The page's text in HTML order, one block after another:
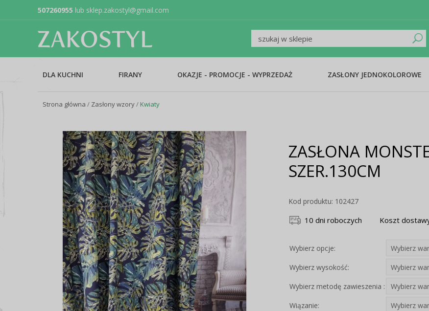
507260955 lub sklep.zakostyl@gmail.com
DLA KUCHNI FIRANY OKAZJE - PROMOCJE - WYPRZEDAŻ ZASŁONY JEDNOKOLOROWE
Strona główna / Zasłony wzory/Kwiaty
ZASŁONA
SZER.130CM
Kod produktu: 102427
10 dni roboczych Koszt
Wybierz opcje:
Wybierz wysokość:
Wybierz metodę zawieszenia :
Wiązanie: